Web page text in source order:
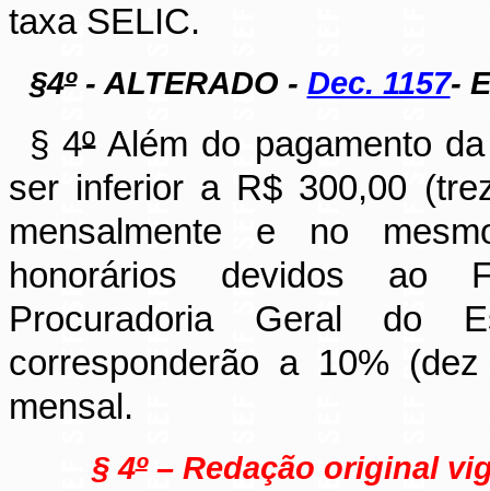
taxa SELIC.
§4º- ALTERADO - Dec. 1157-
§ 4ºAlém do pagamento
ser inferior a R$ 300,00
mensalmente e no
honorários devidos ao
Procuradoria Geral do
corresponderão a 10%
mensal.
§ 4º– Redação original